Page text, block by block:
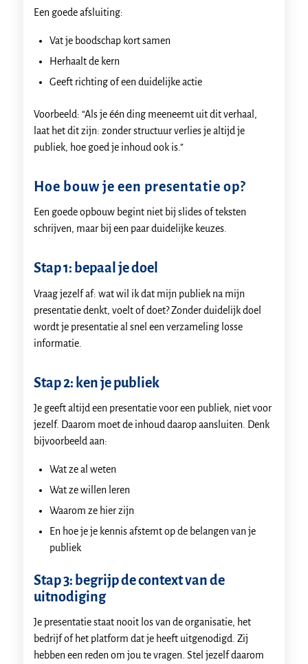
Een goede afsluiting:
Vat je boodschap kort samen
Herhaalt de kern
Geeft richting of een duidelijke actie
Voorbeeld: “Als je één ding meeneemt uit dit verhaal,
laat het dit zijn: zonder structuur verlies je altijd je
publiek, hoe goed je inhoud ook is.”
Hoe bouw je een presentatie op?
Een goede opbouw begint niet bij slides of teksten
schrijven, maar bij een paar duidelijke keuzes.
Stap 1: bepaal je doel
Vraag jezelf af: wat wil ik dat mijn publiek na mijn
presentatie denkt, voelt of doet? Zonder duidelijk doel
wordt je presentatie al snel een verzameling losse
informatie.
Stap 2: ken je publiek
Je geeft altijd een presentatie voor een publiek, niet voor
jezelf. Daarom moet de inhoud daarop aansluiten. Denk
bijvoorbeeld aan:
Wat ze al weten
Wat ze willen leren
Waarom ze hier zijn
En hoe je je kennis afstemt op de belangen van je
publiek
Stap 3: begrijp de context van de
uitnodiging
Je presentatie staat nooit los van de organisatie, het
bedrijf of het platform dat je heeft uitgenodigd. Zij
hebben een reden om jou te vragen. Stel jezelf daarom